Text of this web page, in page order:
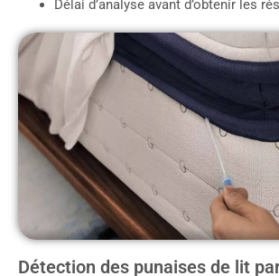
Délai d’analyse avant d’obtenir les
Détection des punaises de lit